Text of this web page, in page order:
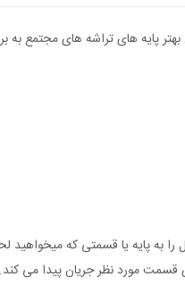
پایه های تراشه های مجتمع به
به پایه یا قسمتی که میخواهید
قسمت مورد نظر جریان پیدا می